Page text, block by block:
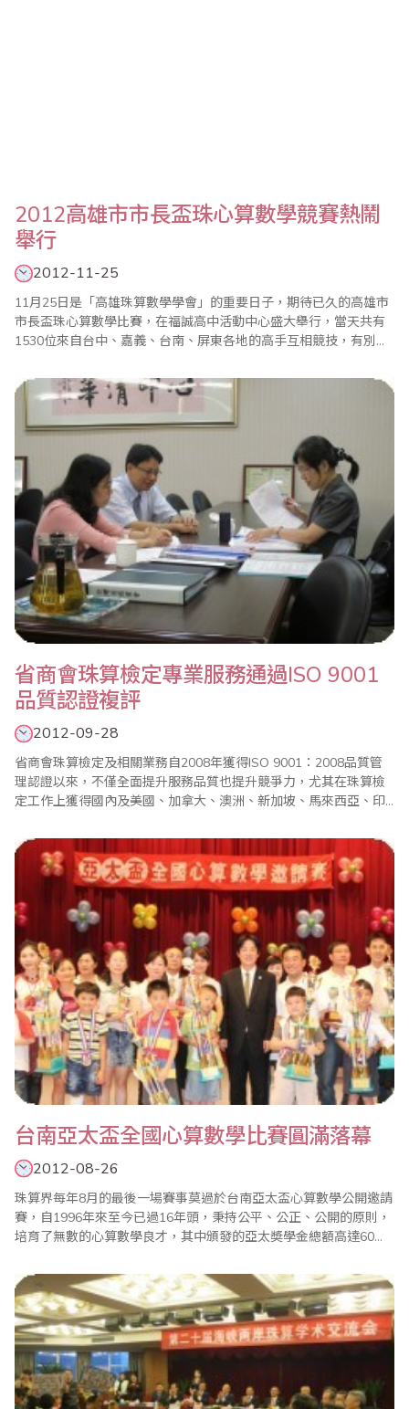
2012高雄市市長盃珠心算數學競賽熱鬧
舉行
2012-11-25
11月25日是「高雄珠算數學學會」的重要日子，期待已久的高雄市
市長盃珠心算數學比賽，在福誠高中活動中心盛大舉行，當天共有
1530位來自台中、嘉義、台南、屏東各地的高手互相競技，有別於
行，加計家長現場人數超過2500人，比賽熱鬧非凡。此次活動在高
雄市珠算數學學會張文強理事長推動，與李振安、黃麗美、謝文
德、許誌文、蕭麗蘭等理事長協助、和全體老師..
省商會珠算檢定專業服務通過ISO 9001
品質認證複評
2012-09-28
省商會珠算檢定及相關業務自2008年獲得ISO 9001：2008品質管
理認證以來，不僅全面提升服務品質也提升競爭力，尤其在珠算檢
定工作上獲得國內及美國、加拿大、澳洲、新加坡、馬來西亞、印
同推動珠算教育。審核單位也對省商會的專業技能和服務態度給予
高度的肯定。
台南亞太盃全國心算數學比賽圓滿落幕
2012-08-26
珠算界每年8月的最後一場賽事莫過於台南亞太盃心算數學公開邀請
賽，自1996年來至今已過16年頭，秉持公平、公正、公開的原則，
培育了無數的心算數學良才，其中頒發的亞太奬學金總額高達60萬
日台南勞工育樂中心舉行，夾著『天秤』及『布拉萬』雙颱的威
脅，有驚無險，如期辦理，當天不但無風無雨，凡而涼風徐徐，真
是幸運的一天。賽事如同以往秉持..